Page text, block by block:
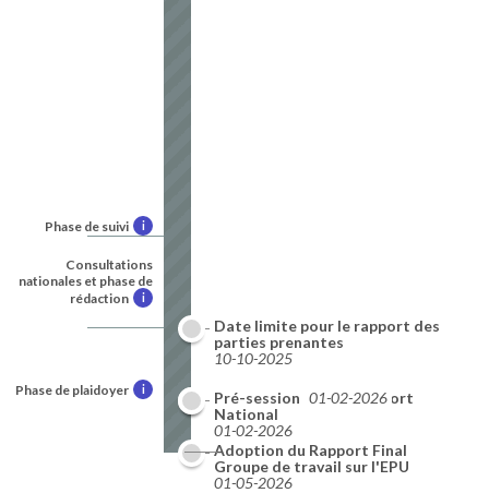
Phase de suivi i
Consultations
nationales et phase de
rédaction
i
Phase de plaidoyer i
Adoption du Rapport Final
09-2026
Date limite pour le rapport des
parties prenantes
10-10-2025
Date limite pour le Rapport
National
01-02-2026
Pré-session 01-02-2026
Groupe de travail sur l'EPU
01-05-2026